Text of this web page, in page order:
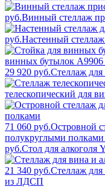
руб.Винный стеллаж
руб.Настенный
винных бутылок A9906
29 920 руб.Стеллаж для
телескопический для
71 060 руб.Островной
полукруглыми полками
руб.Стол для алкоголя
21 340 руб.Стеллаж для
из ЛДСП